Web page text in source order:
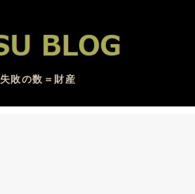
失敗の数＝財産